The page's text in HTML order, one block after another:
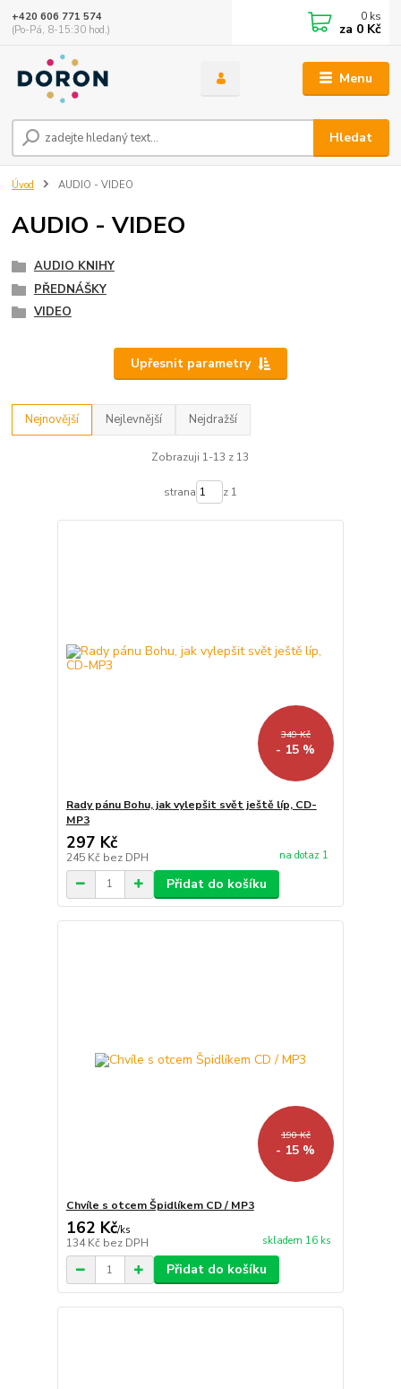
Menu
Hledat
+420 606 771 574
(Po-Pá, 8-15:30 hod.)
0 ks
za 0 Kč
Úvod AUDIO - VIDEO
AUDIO - VIDEO
AUDIO KNIHY
PŘEDNÁŠKY
VIDEO
Upřesnit parametry
Nejnovější Nejlevnější Nejdražší
Zobrazuji 1-13 z 13
strana z 1
349 Kč
- 15 %
Rady pánu Bohu, jak vylepšit svět ještě líp, CD-
MP3
297 Kč
245 Kč bez DPH na dotaz 1
Přidat do košíku
190 Kč
- 15 %
Chvíle s otcem Špidlíkem CD / MP3
162 Kč/ks
134 Kč bez DPH skladem 16 ks
Přidat do košíku